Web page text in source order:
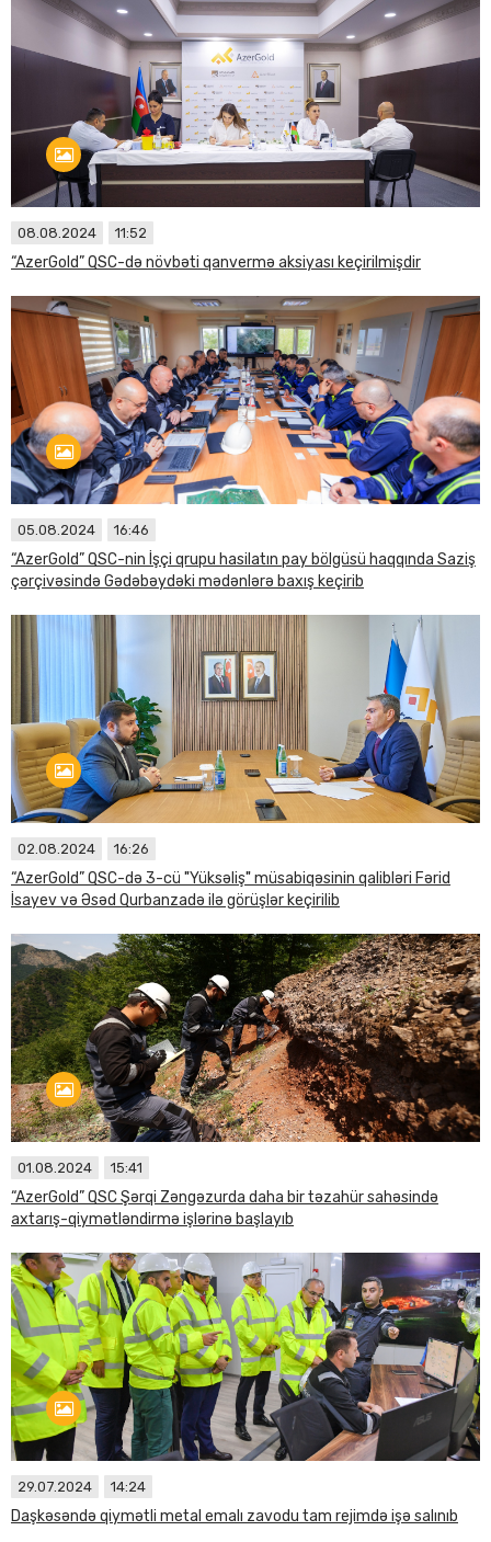
08.08.2024 11:52
“AzerGold” QSC-də növbəti qanvermə aksiyası keçirilmişdir
05.08.2024 16:46
“AzerGold” QSC-nin İşçi qrupu hasilatın pay bölgüsü haqqında Saziş
çərçivəsində Gədəbəydəki mədənlərə baxış keçirib
02.08.2024 16:26
“AzerGold” QSC-də 3-cü "Yüksəliş" müsabiqəsinin qalibləri Fərid
İsayev və Əsəd Qurbanzadə ilə görüşlər keçirilib
01.08.2024 15:41
“AzerGold” QSC Şərqi Zəngəzurda daha bir təzahür sahəsində
axtarış-qiymətləndirmə işlərinə başlayıb
29.07.2024 14:24
Daşkəsəndə qiymətli metal emalı zavodu tam rejimdə işə salınıb